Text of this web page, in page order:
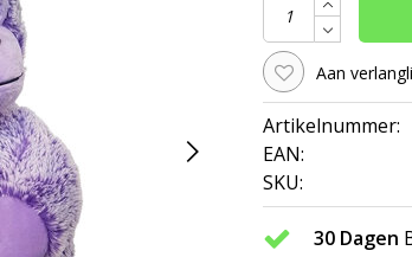
Aan
Artikelnummer:
EAN:
SKU:
30 Dagen